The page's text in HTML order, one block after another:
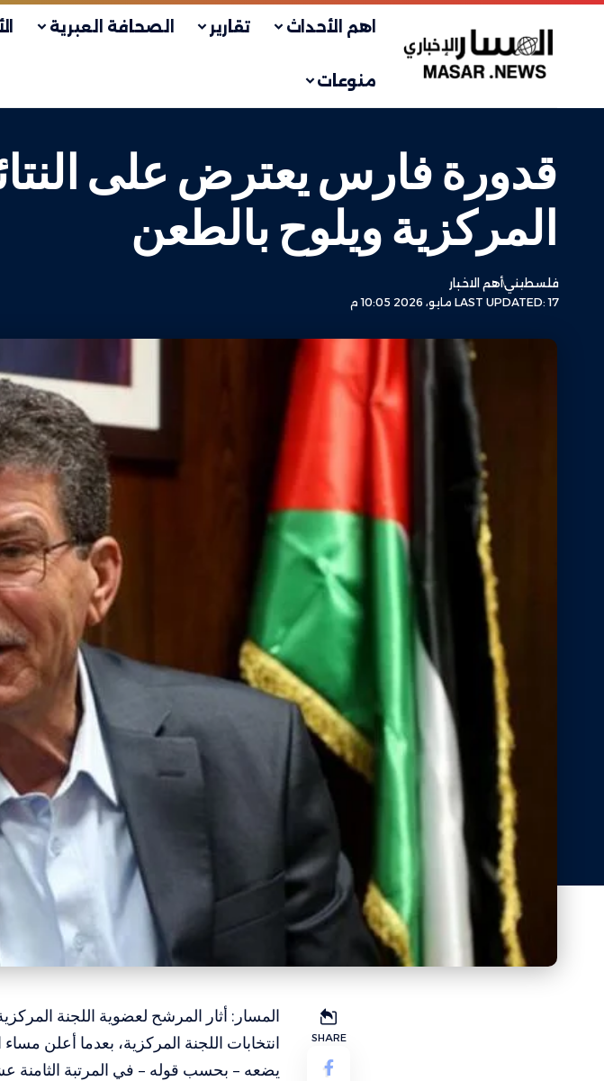
اهم الأحداث تقارير الصحافة العبرية
منوعات
قدورة فارس يعترض على النتائج
المركزية ويلوح بالطعن
LAST UPDATED: 17 مايو، 2026 10:05 م
فلسطينيأهم الاخبار
SHARE
المسار: أثار المرشح لعضوية اللجنة
يضعه – بحسب قوله – في المرتبة الثامنة